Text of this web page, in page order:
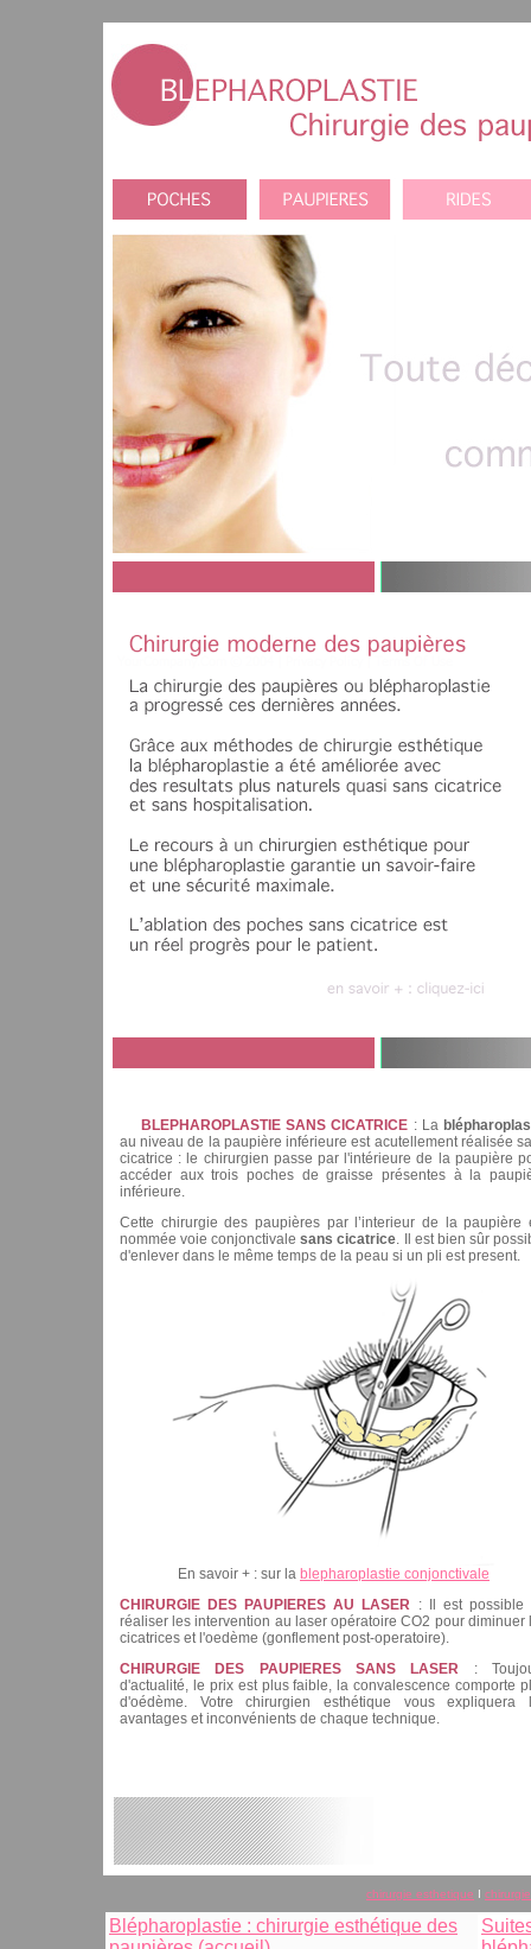
BLEPHAROPLASTIE SANS CICATRICE : La
au niveau de la paupière inférieure est acutellement réalisée
cicatrice : le chirurgien passe par l'intérieure de la paupière
accéder aux trois poches de graisse présentes à la
inférieure.
Cette chirurgie des paupières par l’interieur de la paupière
nommée voie conjonctivalesans cicatrice. Il est bien sûr
d'enlever dans le même temps de la peau si un pli est present.
En savoir + : sur la blepharoplastie conjonctivale
CHIRURGIE DES PAUPIERES AU LASER : Il est possible
réaliser les intervention au laser opératoire CO2 pour diminuer
cicatrices et l'oedème (gonflement post-operatoire).
CHIRURGIE DES PAUPIERES SANS LASER :
d'actualité, le prix est plus faible, la convalescence comporte
d'oédème. Votre chirurgien esthétique vous expliquera
avantages et inconvénients de chaque technique.
chirurgie esthetique I
Blépharoplastie : chirurgie esthétique des